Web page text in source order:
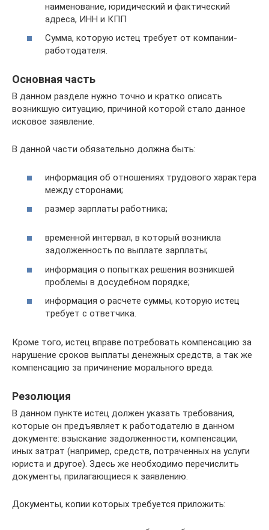
наименование, юридический и фактический
адреса, ИНН и КПП
Сумма, которую истец требует от компании-
работодателя.
Основная часть
В данном разделе нужно точно и кратко описать
возникшую ситуацию, причиной которой стало данное
исковое заявление.
В данной части обязательно должна быть:
информация об отношениях трудового характера
между сторонами;
размер зарплаты работника;
временной интервал, в который возникла
задолженность по выплате зарплаты;
информация о попытках решения возникшей
проблемы в досудебном порядке;
информация о расчете суммы, которую истец
требует с ответчика.
Кроме того, истец вправе потребовать компенсацию за
нарушение сроков выплаты денежных средств, а так же
компенсацию за причинение морального вреда.
Резолюция
В данном пункте истец должен указать требования,
которые он предъявляет к работодателю в данном
документе: взыскание задолженности, компенсации,
иных затрат (например, средств, потраченных на услуги
юриста и другое). Здесь же необходимо перечислить
документы, прилагающиеся к заявлению.
Документы, копии которых требуется приложить: